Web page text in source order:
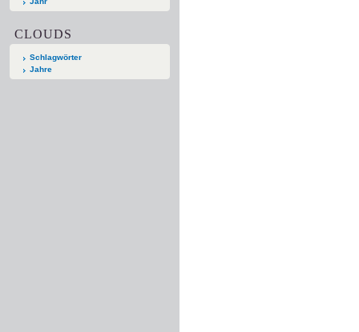
CLOUDS
Schlagwörter
Jahre